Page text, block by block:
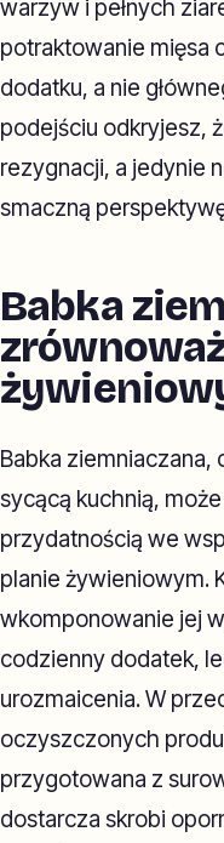
warzyw i pełnych
potraktowanie mięsa
dodatku, a nie
podejściu odkryjesz,
rezygnacji, a jedynie
smaczną
Babka
Babka ziemniaczana,
sycącą kuchnią,
przydatnością we
planie żywieniowym.
wkomponowanie jej
codzienny dodatek,
urozmaicenia. W
oczyszczonych
przygotowana z
dostarcza skrobi